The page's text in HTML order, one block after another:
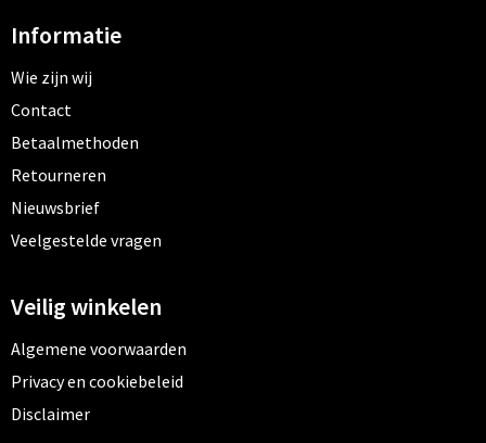
Informatie
Wie zijn wij
Contact
Betaalmethoden
Retourneren
Nieuwsbrief
Veelgestelde vragen
Veilig winkelen
Algemene voorwaarden
Privacy en cookiebeleid
Disclaimer